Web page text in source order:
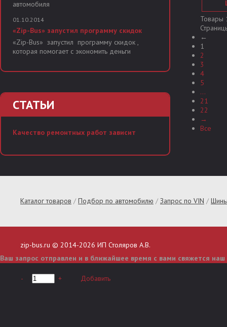
автомобиля
01.10.2014
«Zip-Bus» запустил программу скидок
«Zip-Bus» запустил программу скидок ,
которая помогает с экономить деньги
СТАТЬИ
Качество ремонтных работ зависит
Товары
←
1
2
3
4
5
...
21
22
→
Все
Каталог товаров / Подбор по автомобилю / Запрос по VIN /
zip-bus.ru © 2014-2026 ИП Столяров А.В.
Ваш запрос отправлен и в ближайшее время с вами свяжется
- + Добавить